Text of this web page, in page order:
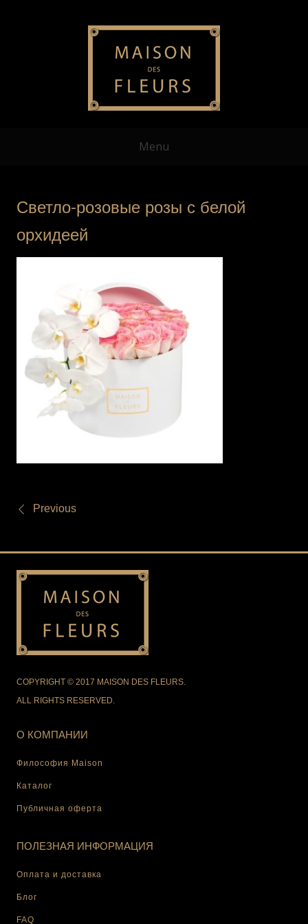
Menu
Светло-розовые розы с белой
орхидеей
Previous
COPYRIGHT © 2017 MAISON DES FLEURS.
ALL RIGHTS RESERVED.
О КОМПАНИИ
Философия Maison
Каталог
Публичная оферта
ПОЛЕЗНАЯ ИНФОРМАЦИЯ
Оплата и доставка
Блог
FAQ